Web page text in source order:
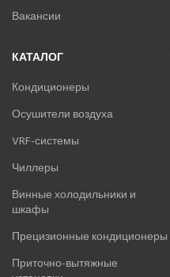
Вакансии
КАТАЛОГ
Кондиционеры
Осушители воздуха
VRF-системы
Чиллеры
Винные холодильники и
шкафы
Прецизионные кондиционеры
Приточно-вытяжные